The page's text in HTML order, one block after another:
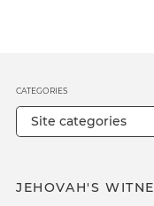
JEHOVAH'S
CATEGORIES
Site categories